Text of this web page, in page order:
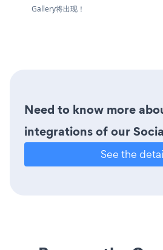
Gallery将出现！
Need to know more
integrations of our
See the